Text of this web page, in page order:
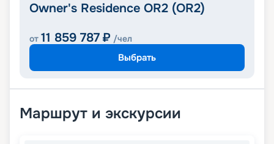
Owner's Residence OR2 (OR2)
от 11 859 787 ₽ /чел
Выбрать
Маршрут и экскурсии